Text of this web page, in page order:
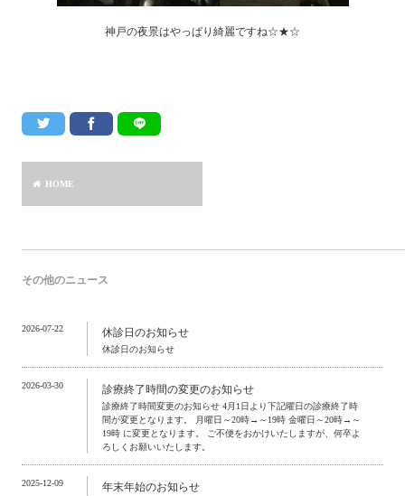
神戸の夜景はやっぱり綺麗ですね☆★☆
HOME
その他のニュース
2026-07-22 休診日のお知らせ
休診日のお知らせ
2026-03-30 診療終了時間の変更のお知らせ
診療終了時間変更のお知らせ 4月1日より下記曜日の診療終了時
間が変更となります。 月曜日～20時→～19時 金曜日～20時→～
19時 に変更となります。 ご不便をおかけいたしますが、何卒よ
ろしくお願いいたします。
2025-12-09 年末年始のお知らせ